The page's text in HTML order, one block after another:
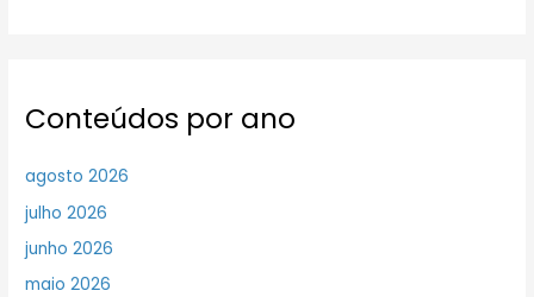
Conteúdos por ano
agosto 2026
julho 2026
junho 2026
maio 2026